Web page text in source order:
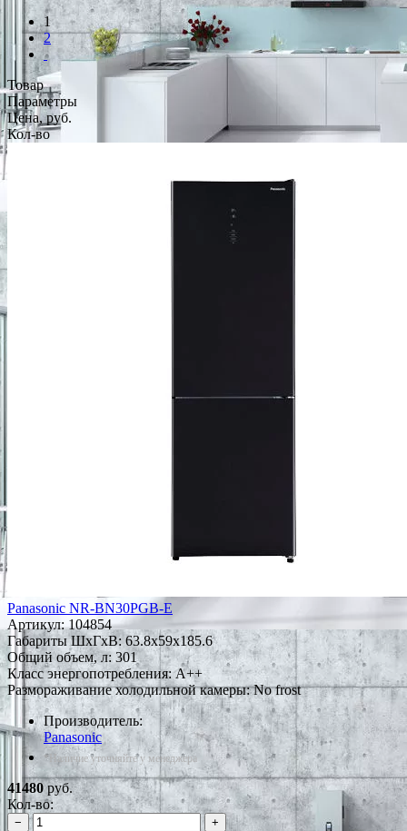
1
2
Товар
Параметры
Цена, руб.
Кол-во
Panasonic NR-BN30PGB-E
Артикул:104854
Габариты ШxГxВ: 63.8x59x185.6
Общий объем, л: 301
Класс энергопотребления: A++
Размораживание холодильной камеры: No frost
Производитель:
Panasonic
*Наличие уточняйте у менеджера
41480руб.
Кол-во:
−
+